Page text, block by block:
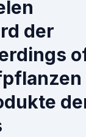
der